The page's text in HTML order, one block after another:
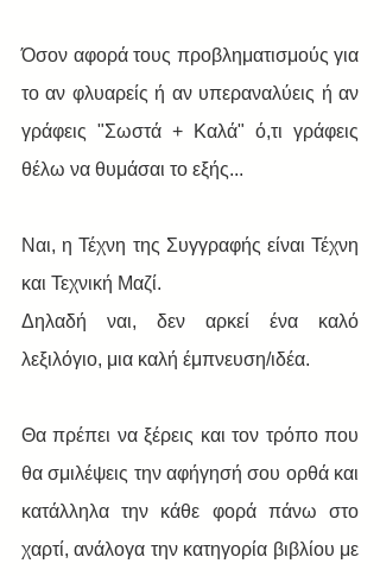
Όσον αφορά τους προβληματισμούς για
το αν φλυαρείς ή αν υπεραναλύεις ή αν
γράφεις "Σωστά + Καλά" ό,τι γράφεις
θέλω να θυμάσαι το εξής...
Ναι, η Τέχνη της Συγγραφής είναι Τέχνη
και Τεχνική Μαζί.
Δηλαδή ναι, δεν αρκεί ένα καλό
λεξιλόγιο, μια καλή έμπνευση/ιδέα.
Θα πρέπει να ξέρεις και τον τρόπο που
θα σμιλέψεις την αφήγησή σου ορθά και
κατάλληλα την κάθε φορά πάνω στο
χαρτί, ανάλογα την κατηγορία βιβλίου με